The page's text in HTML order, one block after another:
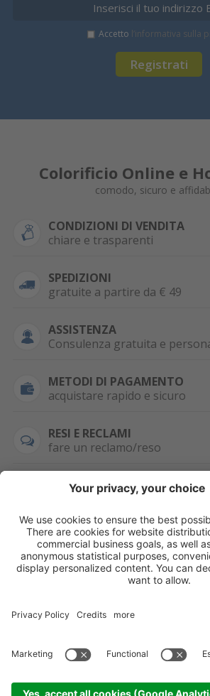
Registrati
Accetto l’informativa sulla
Colorificio Online e
comodo, sicuro e
CONDIZIONI DI VENDITA
chiare e trasparenti
SPEDIZIONI
gratuite a partire da € 49
ASSISTENZA
Consulenza gratuita e
METODI DI PAGAMENTO
acquistare rapido e sicuro
RESI E RECLAMI
fare un reclamo/reso
SEMPRE DISPONIBILE
0471 506798
WHATSAPP
+39 376 2951129
Credits
Sitemap Informativa privacy
HAI
IVA?
Per
prezzi